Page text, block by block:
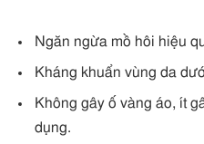
Ngăn ngừa mồ hôi hiệu
Kháng khuẩn vùng da
Không gây ố vàng áo, ít
dụng.